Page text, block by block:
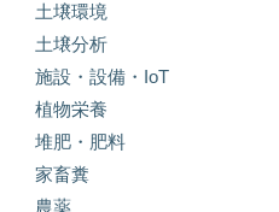
土壌環境
土壌分析
施設・設備・IoT
植物栄養
堆肥・肥料
家畜糞
農薬